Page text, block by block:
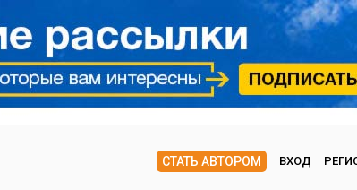
СТАТЬ АВТОРОМ ВХОД